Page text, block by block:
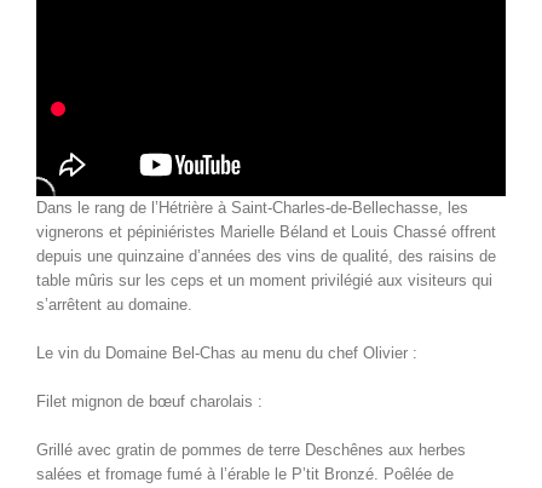
Dans le rang de l’Hétrière à Saint-Charles-de-Bellechasse, les
vignerons et pépiniéristes Marielle Béland et Louis Chassé offrent
depuis une quinzaine d’années des vins de qualité, des raisins de
table mûris sur les ceps et un moment privilégié aux visiteurs qui
s’arrêtent au domaine.
Le vin du Domaine Bel-Chas au menu du chef Olivier :
Filet mignon de bœuf charolais :
Grillé avec gratin de pommes de terre Deschênes aux herbes
salées et fromage fumé à l’érable le P’tit Bronzé. Poêlée de